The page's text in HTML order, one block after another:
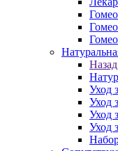
Назад
Уход
Уход
Уход
Уход